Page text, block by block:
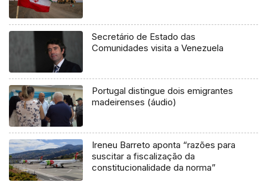
Secretário de Estado das
Comunidades visita a Venezuela
Portugal distingue dois emigrantes
madeirenses (áudio)
Ireneu Barreto aponta “razões para
suscitar a fiscalização da
constitucionalidade da norma”